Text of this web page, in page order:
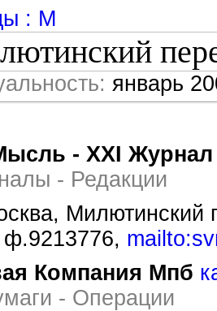
: М
январь
- XXI Журнал
- Редакции
Милютинский
ф.9213776,
Компания Мпб
- Операции